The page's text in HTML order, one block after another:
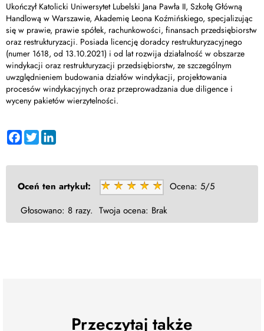
Ukończył Katolicki Uniwersytet Lubelski Jana Pawła II, Szkołę Główną
Handlową w Warszawie, Akademię Leona Koźmińskiego, specjalizując
się w prawie, prawie spółek, rachunkowości, finansach przedsiębiorstw
oraz restrukturyzacji. Posiada licencję doradcy restrukturyzacyjnego
(numer 1618, od 13.10.2021) i od lat rozwija działalność w obszarze
windykacji oraz restrukturyzacji przedsiębiorstw, ze szczególnym
uwzględnieniem budowania działów windykacji, projektowania
procesów windykacyjnych oraz przeprowadzania due diligence i
wyceny pakietów wierzytelności.
Facebook
Twitter
Oceń ten artykuł: Ocena: 5/5
Głosowano: 8 razy. Twoja ocena: Brak
Przeczytaj także